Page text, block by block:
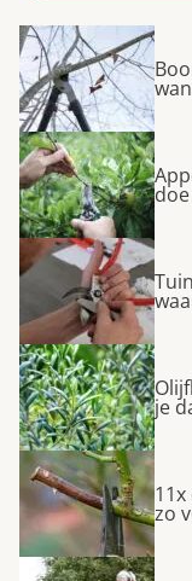
je
zo